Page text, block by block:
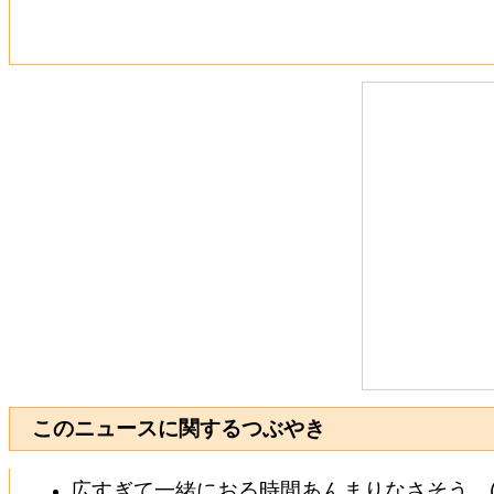
このニュースに関するつぶやき